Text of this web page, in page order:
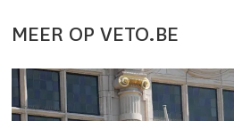
MEER OP VETO.BE